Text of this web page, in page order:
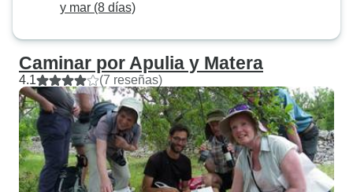
y mar (8 días)
Caminar por Apulia y Matera
4.1 (7 reseñas)